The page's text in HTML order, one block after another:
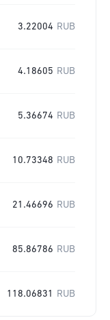
3.22004 RUB
4.18605 RUB
5.36674 RUB
10.73348 RUB
21.46696 RUB
85.86786 RUB
118.06831 RUB